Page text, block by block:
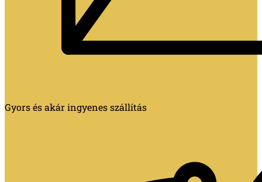
Gyors és akár ingyenes szállítás